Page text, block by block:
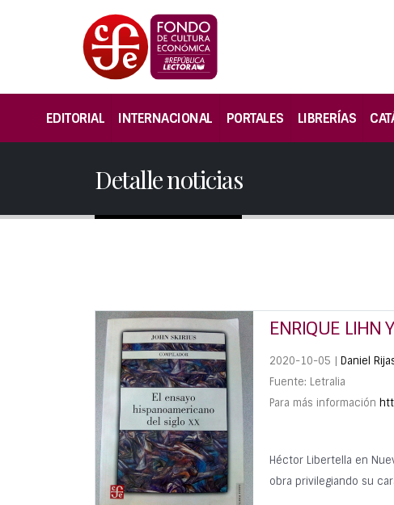
EDITORIAL INTERNACIONAL PORTALES LIBRERÍAS
Detalle noticias
ENRIQUE LIHN
2020-10-05 | Daniel
Fuente: Letralia
Para más información
Héctor Libertella en
obra privilegiando su